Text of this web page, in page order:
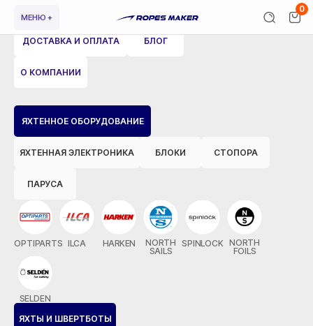
МЕНЮ +
0
ЯХТЕННОЕ ОБОРУДОВАНИЕ
ЯХТЕННАЯ ЭЛЕКТРОНИКА БЛОКИ СТОПОРА
ПАРУСА
OPTIPARTS ILCA HARKEN
NORTH
SAILS
SPINLOCK NORTH
FOILS
SELDEN
ЯХТЫ И ШВЕРТБОТЫ
ДОСТАВКА И ОПЛАТА БЛОГ
О КОМПАНИИ